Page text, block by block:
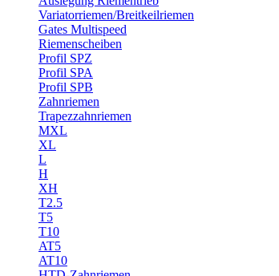
Variatorriemen/Breitkeilriemen
Gates Multispeed
Riemenscheiben
Profil SPZ
Profil SPA
Profil SPB
Zahnriemen
Trapezzahnriemen
MXL
XL
L
H
XH
T2.5
T5
T10
AT5
AT10